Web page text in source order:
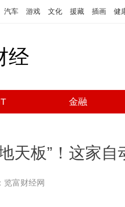
汽车 游戏 文化 援藏 插画 健
经
金融
天板”！这家
览富财经网